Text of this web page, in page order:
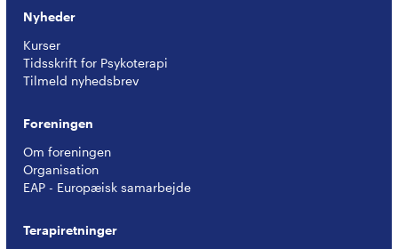
Nyheder
Kurser
Tidsskrift for Psykoterapi
Tilmeld nyhedsbrev
Foreningen
Om foreningen
Organisation
EAP - Europæisk samarbejde
Terapiretninger